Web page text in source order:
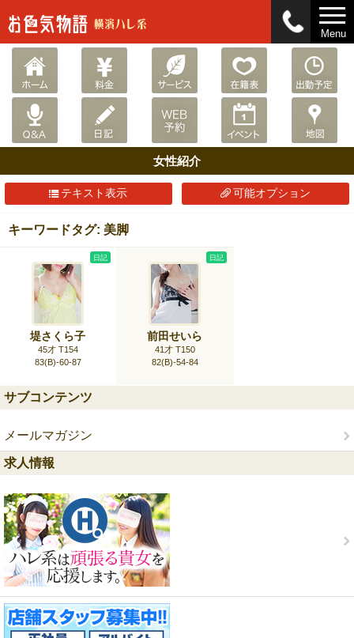
Menu
女性紹介
テキスト表示 可能オプション
キーワードタグ: 美脚
堤さくら子
45才 T154
83(B)-60-87
日記
前田せいら
41才 T150
82(B)-54-84
日記
サブコンテンツ
メールマガジン
求人情報